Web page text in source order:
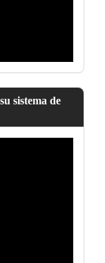
sistema de